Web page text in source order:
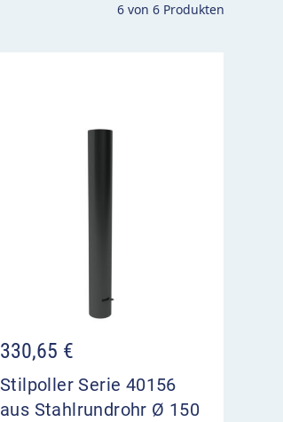
6 von 6 Produkten
330,65 €
Stilpoller Serie 40156
aus Stahlrundrohr Ø 150